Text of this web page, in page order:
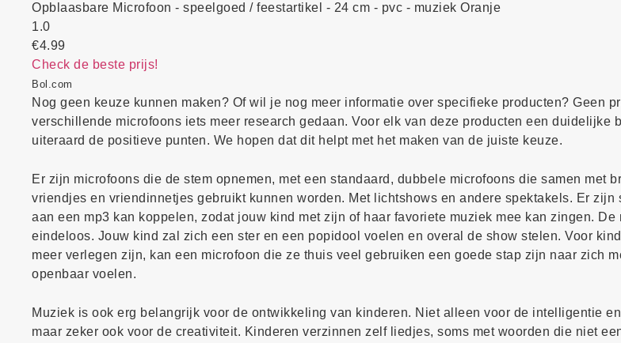
Opblaasbare Microfoon - speelgoed / feestartikel - 24 cm - pvc - muziek Oranje
1.0
€4.99
Check de beste prijs!
Bol.com
Nog geen keuze kunnen maken? Of wil je nog meer informatie over specifieke producten? Geen
verschillende microfoons iets meer research gedaan. Voor elk van deze producten een duidelijke
uiteraard de positieve punten. We hopen dat dit helpt met het maken van de juiste keuze.
Er zijn microfoons die de stem opnemen, met een standaard, dubbele microfoons die samen met
vriendjes en vriendinnetjes gebruikt kunnen worden. Met lichtshows en andere spektakels. Er
aan een mp3 kan koppelen, zodat jouw kind met zijn of haar favoriete muziek mee kan zingen.
eindeloos. Jouw kind zal zich een ster en een popidool voelen en overal de show stelen. Voor
meer verlegen zijn, kan een microfoon die ze thuis veel gebruiken een goede stap zijn naar zich
openbaar voelen.
Muziek is ook erg belangrijk voor de ontwikkeling van kinderen. Niet alleen voor de intelligentie
maar zeker ook voor de creativiteit. Kinderen verzinnen zelf liedjes, soms met woorden die niet